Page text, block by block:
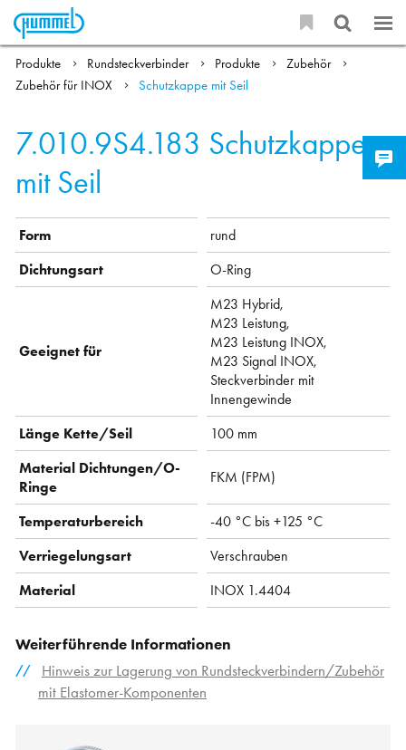
Produkte Rundsteckverbinder Produkte
Zubehör
Zubehör für INOX
Schutzkappe mit Seil
7.010.9S4.183 Schutzkappe
mit Seil
Form
rund
Dichtungsart
O-Ring
Geeignet für
M23 Hybrid,
M23 Leistung,
M23 Leistung INOX,
M23 Signal INOX,
Steckverbinder mit
Innengewinde
Länge Kette/Seil
100 mm
Material Dichtungen/O-
Ringe
FKM (FPM)
Temperaturbereich
-40 °C bis +125 °C
Verriegelungsart
Verschrauben
Material
INOX 1.4404
Weiterführende Informationen
Hinweis zur Lagerung von Rundsteckverbindern/Zubehör
mit Elastomer-Komponenten